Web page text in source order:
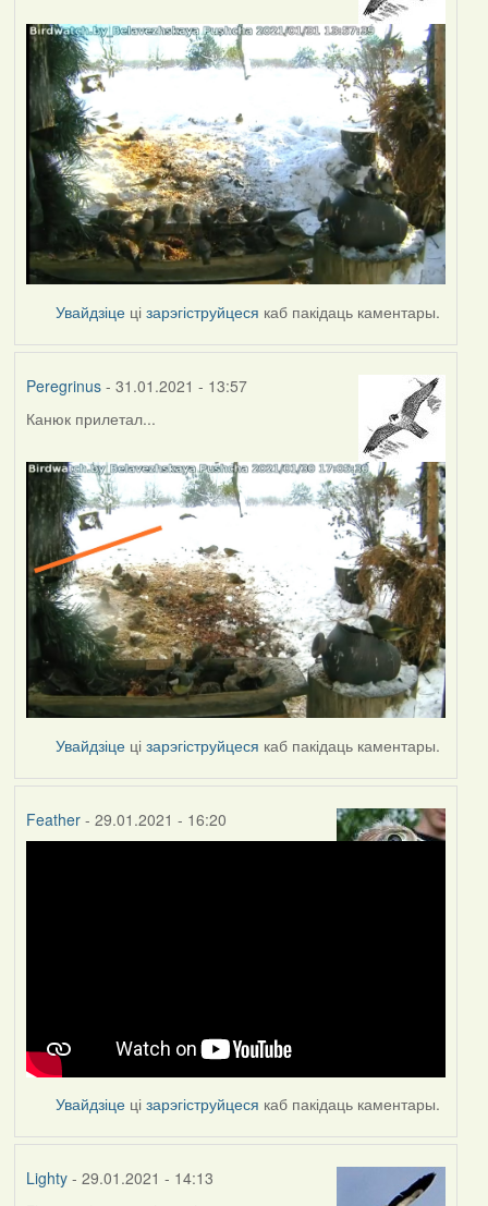
Увайдзіце цізарэгіструйцеся каб пакідаць каментары.
Peregrinus- 31.01.2021 - 13:57
Канюк прилетал...
Увайдзіце цізарэгіструйцеся каб пакідаць каментары.
Feather- 29.01.2021 - 16:20
Увайдзіце цізарэгіструйцеся каб пакідаць каментары.
Lighty- 29.01.2021 - 14:13